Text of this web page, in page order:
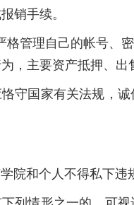
销手续。
格管理自己的帐号、
，主要资产抵押、
守国家有关法规，
院和个人不得私下违